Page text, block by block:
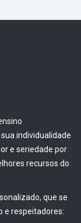
individualidade
e seriedade por
recursos do
que se
e respeitadores: